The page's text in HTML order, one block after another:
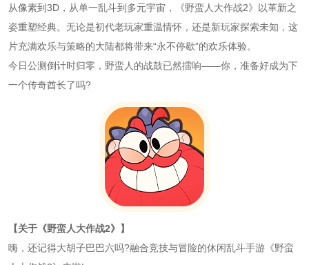
从像素到3D，从单一乱斗到多元宇宙，《野蛮人大作战2》以革新之
姿重塑经典。无论是初代老玩家重温情怀，还是新玩家探索未知，这
片充满欢乐与策略的大陆都将带来“永不停歇”的欢乐体验。
今日公测倒计时归零，野蛮人的战鼓已然擂响——你，准备好成为下
一个传奇酋长了吗?
【关于《野蛮人大作战2》】
嗨，还记得大胡子巴巴六吗?融合竞技与冒险的休闲乱斗手游《野蛮